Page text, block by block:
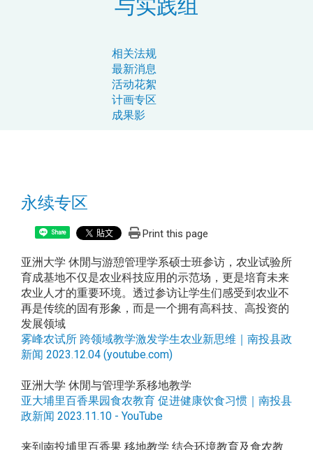
与实践组
相关法规
最新消息
活动花絮
计画专区
成果影
永续专区
Share Print this page
亚洲大学 休閒与游憩管理学系硕士班参访，农业试验所
育成基地不仅是农业科技应用的示范场，更是培育未来
农业人才的重要环境。透过参访让学生们感受到农业不
再是传统的固有形象，而是一个拥有高科技、高投资的
发展领域
雾峰农试所 跨领域教学激发学生农业新思维｜南投县政
新闻 2023.12.04 (youtube.com)
亚洲大学 休閒与管理学系移地教学
亚大埔里百香果园食农教育 促进健康饮食习惯｜南投县
政新闻 2023.11.10 - YouTube
来到南投埔里百香果 移地教学 结合环境教育及食农教